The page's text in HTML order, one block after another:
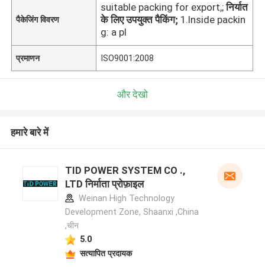
पैकेजिंग विवरण
suitable packing for export,; निर्यात
के लिए उपयुक्त पैकिंग; 1.Inside packin
g: a pl
प्रमाणन ISO9001:2008
और देखो
हमारे बारे में
TID POWER SYSTEM CO .,
LTD निर्माता प्रोफ़ाइल
Weinan High Technology
Development Zone, Shaanxi ,China
,चीन
5.0
सत्यापित प्रदायक